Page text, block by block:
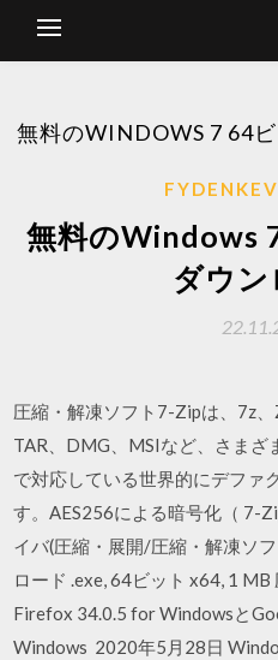
無料のWINDOWS 7 64
無料のWindows
ダウン
圧縮・解凍ソフト7-Zipは、7z、
TAR、DMG、MSIなど、さまざ
で対応している世界的にデファ
す。AES256による暗号化（ 7-
イバ(圧縮・展開/圧縮・解凍ソ
ロード .exe, 64ビット x64, 1
Firefox 34.0.5 for Windowsと
Windows 2020年5月28日